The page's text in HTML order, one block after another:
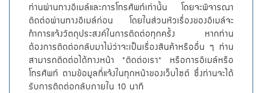
ท่านผ่านทางอีเมล์และการโทรศัพท์เท่านั้น โดยจะพิจารณา
ติดต่อผ่านทางอีเมล์ก่อน โดยในส่วนหัวเรื่องของอีเมล์จะ
ทำการแจ้งวัตถุประสงค์ในการติดต่อทุกครั้ง หากท่าน
ต้องการติดต่อกลับมาไม่ว่าจะเป็นเรื่องสินค้าหรืออื่น ๆ ท่าน
สามารถติดต่อได้ทางหน้า "ติดต่อเรา" หรือการอีเมล์หรือ
โทรศัพท์ ตามข้อมูลที่แจ้งในทุกหน้าของเว็บไซต์ ซึ่งท่านจะได้
รับการติดต่อกลับภายใน 10 นาที